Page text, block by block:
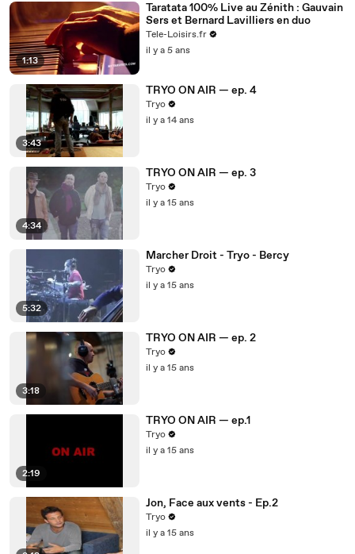
1:13
Taratata 100% Live au Zénith : Gauvain
Sers et Bernard Lavilliers en duo
Tele-Loisirs.fr
il y a 5 ans
3:43
TRYO ON AIR — ep. 4
Tryo
il y a 14 ans
4:34
TRYO ON AIR — ep. 3
Tryo
il y a 15 ans
5:32
Marcher Droit - Tryo - Bercy
Tryo
il y a 15 ans
3:18
TRYO ON AIR — ep. 2
Tryo
il y a 15 ans
2:19
TRYO ON AIR — ep.1
Tryo
il y a 15 ans
Jon, Face aux vents - Ep.2
Tryo
il y a 15 ans